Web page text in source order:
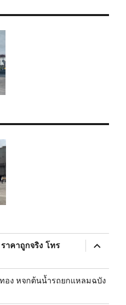
าคาถูกจริง โทร
expand
child
อง หจกต้นน้ำรถยกแหลมฉบัง